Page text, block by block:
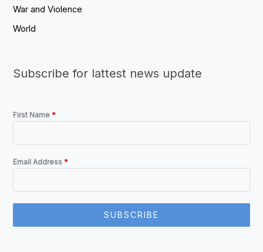
War and Violence
World
Subscribe for lattest news update
First Name *
Email Address *
SUBSCRIBE